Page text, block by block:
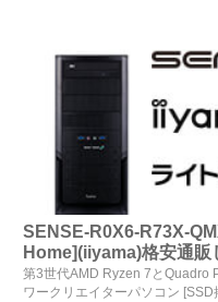
SENSE-R0X6-R73X-
Home](iiyama)格安通販
第3世代AMD Ryzen 7とQuadro
ワークリエイターパソコン [SSD